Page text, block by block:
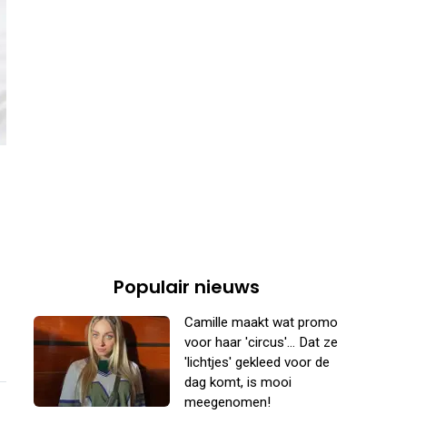
Populair nieuws
Camille maakt wat promo
voor haar 'circus'... Dat ze
'lichtjes' gekleed voor de
dag komt, is mooi
meegenomen!